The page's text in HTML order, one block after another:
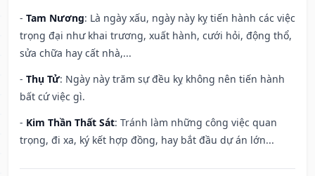
- Tam Nương: Là ngày xấu, ngày này kỵ tiến hành các việc
trọng đại như khai trương, xuất hành, cưới hỏi, động thổ,
sửa chữa hay cất nhà,...
- Thụ Tử: Ngày này trăm sự đều kỵ không nên tiến hành
bất cứ việc gì.
- Kim Thần Thất Sát: Tránh làm những công việc quan
trọng, đi xa, ký kết hợp đồng, hay bắt đầu dự án lớn...